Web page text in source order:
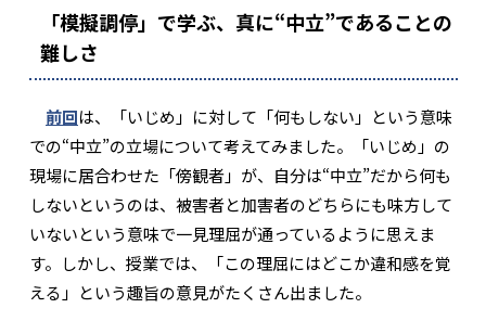
「模擬調停」で学ぶ、真に“中立”であることの
難しさ
前回は、「いじめ」に対して「何もしない」という意味
での“中立”の立場について考えてみました。「いじめ」の
現場に居合わせた「傍観者」が、自分は“中立”だから何も
しないというのは、被害者と加害者のどちらにも味方して
いないという意味で一見理屈が通っているように思えま
す。しかし、授業では、「この理屈にはどこか違和感を覚
える」という趣旨の意見がたくさん出ました。